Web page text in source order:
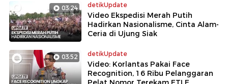
03:24 detikUpdate
Video Ekspedisi Merah Putih
Hadirkan Nasionalisme, Cinta Alam-
Ceria di Ujung Siak
03:52 detikUpdate
Video: Korlantas Pakai Face
Recognition, 16 Ribu Pelanggaran